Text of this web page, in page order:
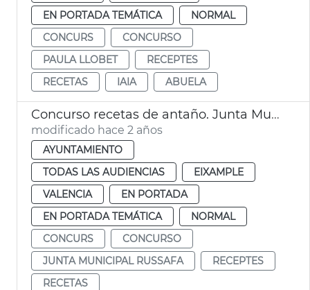
EN PORTADA TEMÁTICA
NORMAL
CONCURS
CONCURSO
PAULA LLOBET
RECEPTES
RECETAS
IAIA ABUELA
Concurso recetas de antaño. Junta Municipal Russafa
modificado hace 2 años
AYUNTAMIENTO
TODAS LAS AUDIENCIAS
EIXAMPLE
VALENCIA
EN PORTADA
EN PORTADA TEMÁTICA
NORMAL
CONCURS
CONCURSO
JUNTA MUNICIPAL RUSSAFA
RECEPTES
RECETAS